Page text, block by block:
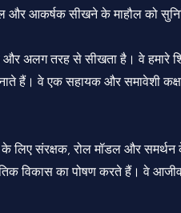
और आकर्षक सीखने के माहौल को
अलग तरह से सीखता है। वे हमारे
हैं। वे एक सहायक और समावेशी
के लिए संरक्षक, रोल मॉडल और
विकास का पोषण करते हैं। वे